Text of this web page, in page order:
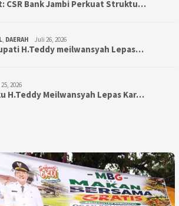
CSR Bank Jambi Perkuat Struktu…
, DAERAH Juli 26, 2026
H.Teddy meilwansyah Lepas…
2026
H.Teddy Meilwansyah Lepas Kar…